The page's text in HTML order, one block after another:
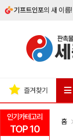
기프트인포의 새 이름!
인기카테고리
TOP 10
즐겨찾기
홈